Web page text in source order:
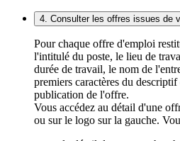
4. Consulter les offres issues de
Pour chaque offre d'emploi
l'intitulé du poste, le lieu de
durée de travail, le nom de
premiers caractères du
publication de l'offre.
Vous accédez au détail d'une
ou sur le logo sur la gauche.